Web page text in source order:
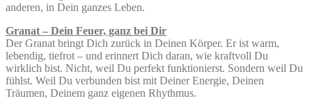
anderen, in Dein ganzes Leben.
Granat – Dein Feuer, ganz bei Dir
Der Granat bringt Dich zurück in Deinen Körper. Er ist warm,
lebendig, tiefrot – und erinnert Dich daran, wie kraftvoll Du
wirklich bist. Nicht, weil Du perfekt funktionierst. Sondern weil Du
fühlst. Weil Du verbunden bist mit Deiner Energie, Deinen
Träumen, Deinem ganz eigenen Rhythmus.